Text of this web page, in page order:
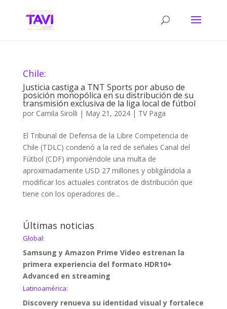
Chile:
Justicia castiga a TNT Sports por abuso de
posición monopólica en su distribución de su
transmisión exclusiva de la liga local de fútbol
por Camila Sirolli | May 21, 2024| TV Paga
El Tribunal de Defensa de la Libre Competencia de
Chile (TDLC) condenó a la red de señales Canal del
Fútbol (CDF) imponiéndole una multa de
aproximadamente USD 27 millones y obligándola a
modificar los actuales contratos de distribución que
tiene con los operadores de...
Últimas noticias
Global:
Samsung y Amazon Prime Video estrenan la
primera experiencia del formato HDR10+
Advanced en streaming
Latinoamérica:
Discovery renueva su identidad visual y fortalece